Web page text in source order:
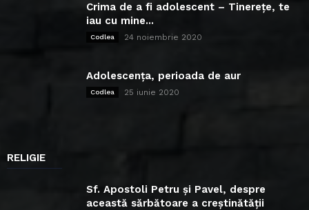
Crima de a fi adolescent – Tinerețe, te
iau cu mine...
Codlea 24 noiembrie 2020
Adolescența, perioada de aur
Codlea 25 iunie 2020
RELIGIE
Sf. Apostoli Petru și Pavel, despre
această sărbătoare a creștinătății